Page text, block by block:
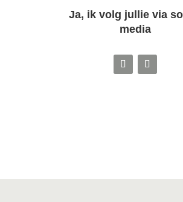
Ja, ik volg jullie via
media